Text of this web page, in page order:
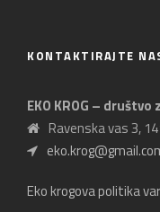
KONTAKTIRAJTE
EKO KROG –
Ravenska vas 3,
Eko krogova politika